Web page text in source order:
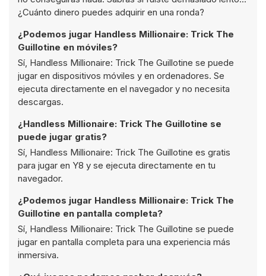
¿Cuánto dinero puedes adquirir en una ronda?
¿Podemos jugar Handless Millionaire: Trick The
Guillotine en móviles?
Sí, Handless Millionaire: Trick The Guillotine se puede
jugar en dispositivos móviles y en ordenadores. Se
ejecuta directamente en el navegador y no necesita
descargas.
¿Handless Millionaire: Trick The Guillotine se
puede jugar gratis?
Sí, Handless Millionaire: Trick The Guillotine es gratis
para jugar en Y8 y se ejecuta directamente en tu
navegador.
¿Podemos jugar Handless Millionaire: Trick The
Guillotine en pantalla completa?
Sí, Handless Millionaire: Trick The Guillotine se puede
jugar en pantalla completa para una experiencia más
inmersiva.